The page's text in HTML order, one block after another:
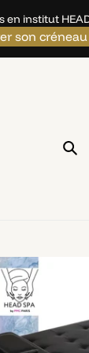
institut
son créneau